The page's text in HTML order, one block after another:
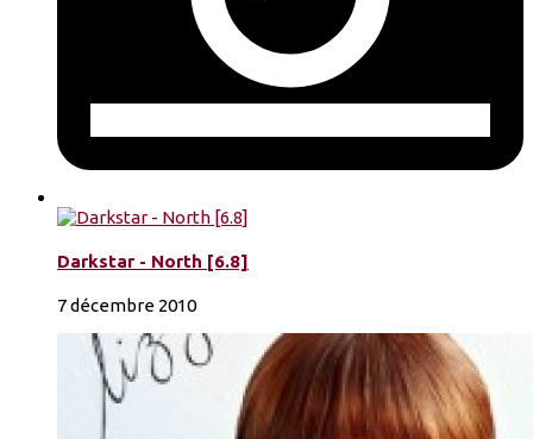
Darkstar - North [6.8]
7 décembre 2010